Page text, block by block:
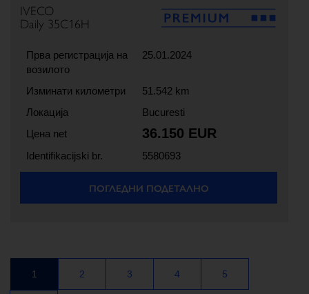
IVECO
Daily 35C16H
Прва регистрација на
возилото
25.01.2024
Изминати километри
51.542 km
Локација
Bucuresti
Цена net
36.150 EUR
Identifikacijski br. 5580693
ПОГЛЕДНИ ПОДЕТАЛНО
1 2 3 4 5